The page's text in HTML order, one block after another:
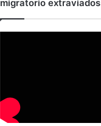
migratorio extraviados